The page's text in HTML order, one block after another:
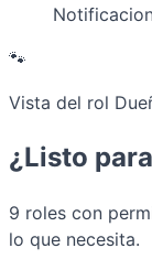
🐾
Vista del rol
¿Listo
9 roles con
lo que necesita.